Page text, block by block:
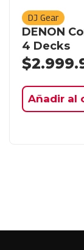
DJ Gear
DENON
4 Decks
$
Añadir al